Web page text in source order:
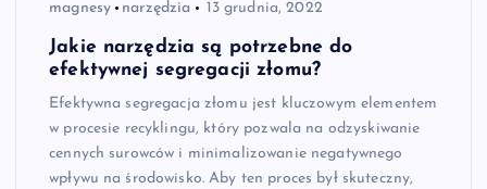
magnesy narzędzia 13 grudnia, 2022
Jakie narzędzia są potrzebne do
efektywnej segregacji złomu?
Efektywna segregacja złomu jest kluczowym elementem
w procesie recyklingu, który pozwala na odzyskiwanie
cennych surowców i minimalizowanie negatywnego
wpływu na środowisko. Aby ten proces był skuteczny,